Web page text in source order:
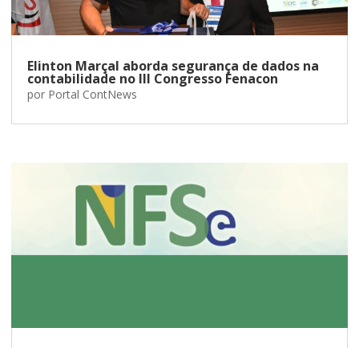
Elinton Marçal aborda segurança de dados na
contabilidade no III Congresso Fenacon
por Portal ContNews